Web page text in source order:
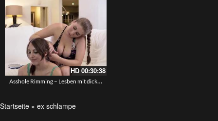
HD00:30:38
Asshole Rimming – Lesben mit dicken Titten die sich die Löcher lecken – Rimjob und lecken der behaarten Muschis
Startseite » ex schlampe